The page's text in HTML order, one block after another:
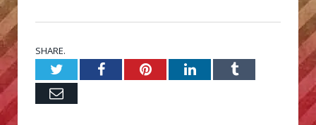
SHARE.
TwitterFacebookPinterestLinkedInTumblr
Email